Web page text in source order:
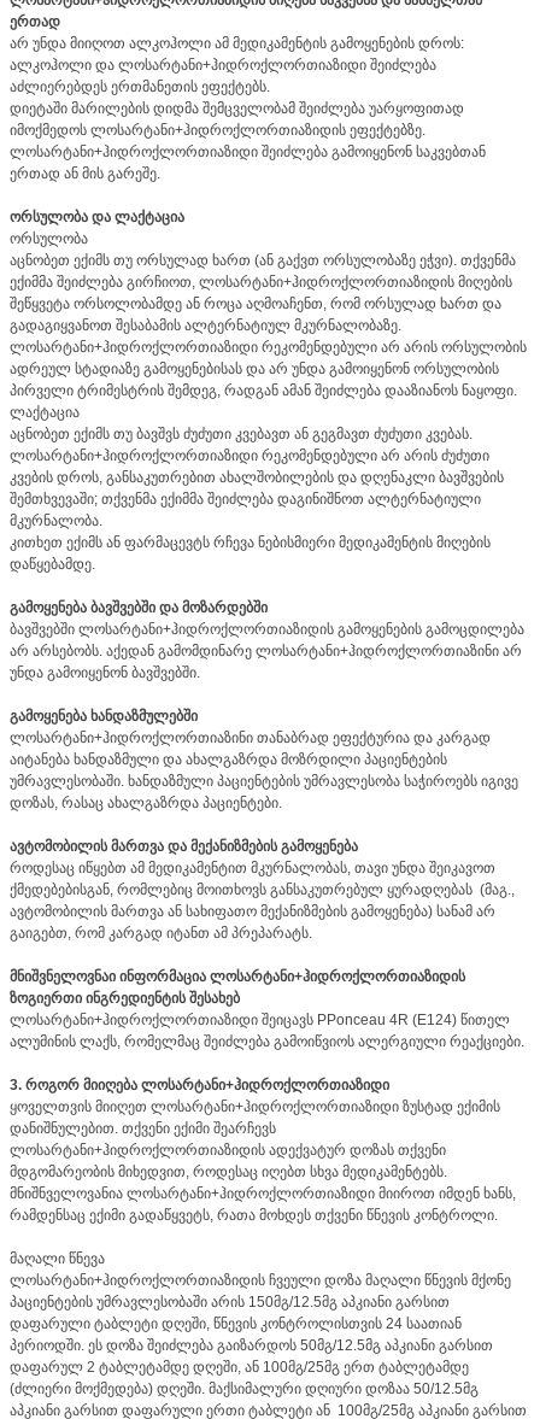
ერთად
არ უნდა მიიღოთ ალკოჰოლი ამ მედიკამენტის გამოყენების დროს:
ალკოჰოლი და ლოსარტანი+ჰიდროქლორთიაზიდი შეიძლება
აძლიერებდეს ერთმანეთის ეფექტებს.
დიეტაში მარილების დიდმა შემცველობამ შეიძლება უარყოფითად
იმოქმედოს ლოსარტანი+ჰიდროქლორთიაზიდის ეფექტებზე.
ლოსარტანი+ჰიდროქლორთიაზიდი შეიძლება გამოიყენონ საკვებთან
ერთად ან მის გარეშე.
ორსულობა და ლაქტაცია
ორსულობა
აცნობეთ ექიმს თუ ორსულად ხართ (ან გაქვთ ორსულობაზე ეჭვი). თქვენმა
ექიმმა შეიძლება გირჩიოთ, ლოსარტანი+ჰიდროქლორთიაზიდის მიღების
შეწყვეტა ორსოლობამდე ან როცა აღმოაჩენთ, რომ ორსულად ხართ და
გადაგიყვანოთ შესაბამის ალტერნატიულ მკურნალობაზე.
ლოსარტანი+ჰიდროქლორთიაზიდი რეკომენდებული არ არის ორსულობის
ადრეულ სტადიაზე გამოყენებისას და არ უნდა გამოიყენონ ორსულობის
პირველი ტრიმესტრის შემდეგ, რადგან ამან შეიძლება დააზიანოს ნაყოფი.
ლაქტაცია
აცნობეთ ექიმს თუ ბავშვს ძუძუთი კვებავთ ან გეგმავთ ძუძუთი კვებას.
ლოსარტანი+ჰიდროქლორთიაზიდი რეკომენდებული არ არის ძუძუთი
კვების დროს, განსაკუთრებით ახალშობილების და დღენაკლი ბავშვების
შემთხვევაში; თქვენმა ექიმმა შეიძლება დაგინიშნოთ ალტერნატიული
მკურნალობა.
კითხეთ ექიმს ან ფარმაცევტს რჩევა ნებისმიერი მედიკამენტის მიღების
დაწყებამდე.
გამოყენება ბავშვებში და მოზარდებში
ბავშვებში ლოსარტანი+ჰიდროქლორთიაზიდის გამოყენების გამოცდილება
არ არსებობს. აქედან გამომდინარე ლოსარტანი+ჰიდროქლორთიაზინი არ
უნდა გამოიყენონ ბავშვებში.
გამოყენება ხანდაზმულებში
ლოსარტანი+ჰიდროქლორთიაზინი თანაბრად ეფექტურია და კარგად
აიტანება ხანდაზმული და ახალგაზრდა მოზრდილი პაციენტების
უმრავლესობაში. ხანდაზმული პაციენტების უმრავლესობა საჭიროებს იგივე
დოზას, რასაც ახალგაზრდა პაციენტები.
ავტომობილის მართვა და მექანიზმების გამოყენება
როდესაც იწყებთ ამ მედიკამენტით მკურნალობას, თავი უნდა შეიკავოთ
ქმედებებისგან, რომლებიც მოითხოვს განსაკუთრებულ ყურადღებას (მაგ.,
ავტომობილის მართვა ან სახიფათო მექანიზმების გამოყენება) სანამ არ
გაიგებთ, რომ კარგად იტანთ ამ პრეპარატს.
მნიშვნელოვნაი ინფორმაცია ლოსარტანი+ჰიდროქლორთიაზიდის
ზოგიერთი ინგრედიენტის შესახებ
ლოსარტანი+ჰიდროქლორთიაზიდი შეიცავს PPonceau 4R (E124) წითელ
ალუმინის ლაქს, რომელმაც შეიძლება გამოიწვიოს ალერგიული რეაქციები.
3. როგორ მიიღება ლოსარტანი+ჰიდროქლორთიაზიდი
ყოველთვის მიიღეთ ლოსარტანი+ჰიდროქლორთიაზიდი ზუსტად ექიმის
დანიშნულებით. თქვენი ექიმი შეარჩევს
ლოსარტანი+ჰიდროქლორთიაზიდის ადექვატურ დოზას თქვენი
მდგომარეობის მიხედვით, როდესაც იღებთ სხვა მედიკამენტებს.
მნიშნველოვანია ლოსარტანი+ჰიდროქლორთიაზიდი მიიროთ იმდენ ხანს,
რამდენსაც ექიმი გადაწყვეტს, რათა მოხდეს თქვენი წნევის კონტროლი.
მაღალი წნევა
ლოსარტანი+ჰიდროქლორთიაზიდის ჩვეული დოზა მაღალი წნევის მქონე
პაციენტების უმრავლესობაში არის 150მგ/12.5მგ აპკიანი გარსით
დაფარული ტაბლეტი დღეში, წნევის კონტროლისთვის 24 საათიან
პერიოდში. ეს დოზა შეიძლება გაიზარდოს 50მგ/12.5მგ აპკიანი გარსით
დაფარულ 2 ტაბლეტამდე დღეში, ან 100მგ/25მგ ერთ ტაბლეტამდე
(ძლიერი მოქმედება) დღეში. მაქსიმალური დღიური დოზაა 50/12.5მგ
აპკიანი გარსით დაფარული ერთი ტაბლეტი ან 100მგ/25მგ აპკიანი გარსით